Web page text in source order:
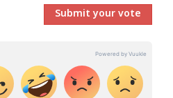
Submit your vote